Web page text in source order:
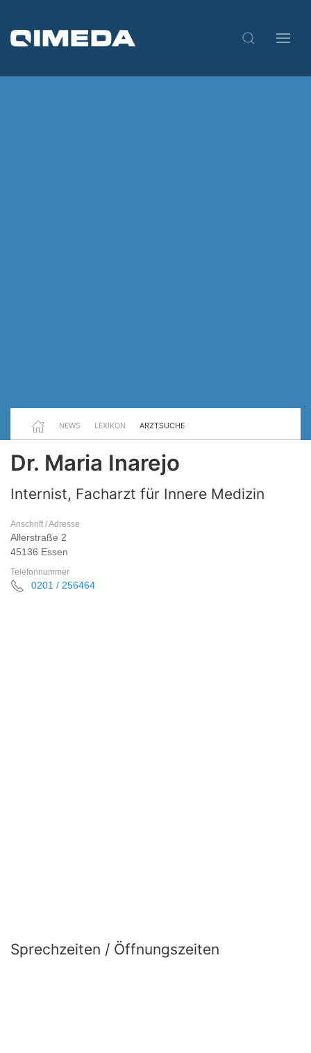
NEWS LEXIKON ARZTSUCHE
Dr. Maria Inarejo
Internist, Facharzt für Innere Medizin
Anschrift / Adresse
Allerstraße 2
45136 Essen
Telefonnummer
0201 / 256464
Sprechzeiten / Öffnungszeiten